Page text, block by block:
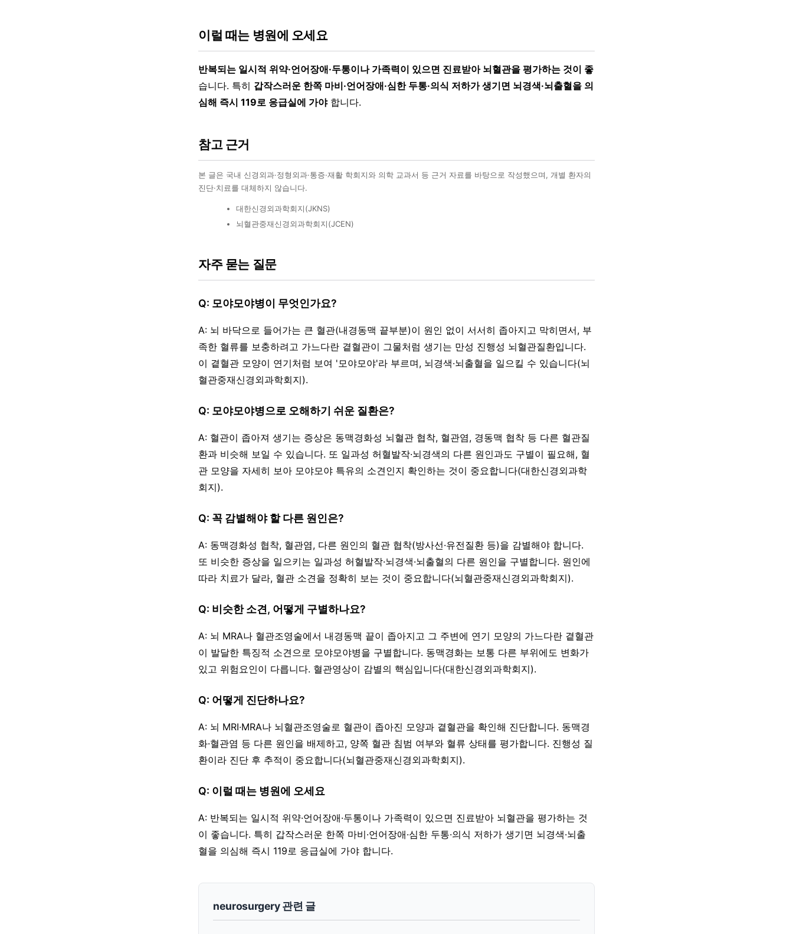
이럴 때는 병원에 오세요
반복되는 일시적 위약·언어장애·두통이나 가족력이 있으면 진료받아 뇌혈관을 평가하는 것이 좋
습니다. 특히 갑작스러운 한쪽 마비·언어장애·심한 두통·의식 저하가 생기면 뇌경색·뇌출혈을 의
심해 즉시 119로 응급실에 가야합니다.
참고 근거
본 글은 국내 신경외과·정형외과·통증·재활 학회지와 의학 교과서 등 근거 자료를 바탕으로 작성했으며, 개별 환자의
진단·치료를 대체하지 않습니다.
대한신경외과학회지(JKNS)
뇌혈관중재신경외과학회지(JCEN)
자주 묻는 질문
Q: 모야모야병이 무엇인가요?
A: 뇌 바닥으로 들어가는 큰 혈관(내경동맥 끝부분)이 원인 없이 서서히 좁아지고 막히면서, 부
족한 혈류를 보충하려고 가느다란 곁혈관이 그물처럼 생기는 만성 진행성 뇌혈관질환입니다.
이 곁혈관 모양이 연기처럼 보여 '모야모야'라 부르며, 뇌경색·뇌출혈을 일으킬 수 있습니다(뇌
혈관중재신경외과학회지).
Q: 모야모야병으로 오해하기 쉬운 질환은?
A: 혈관이 좁아져 생기는 증상은 동맥경화성 뇌혈관 협착, 혈관염, 경동맥 협착 등 다른 혈관질
환과 비슷해 보일 수 있습니다. 또 일과성 허혈발작·뇌경색의 다른 원인과도 구별이 필요해, 혈
관 모양을 자세히 보아 모야모야 특유의 소견인지 확인하는 것이 중요합니다(대한신경외과학
회지).
Q: 꼭 감별해야 할 다른 원인은?
A: 동맥경화성 협착, 혈관염, 다른 원인의 혈관 협착(방사선·유전질환 등)을 감별해야 합니다.
또 비슷한 증상을 일으키는 일과성 허혈발작·뇌경색·뇌출혈의 다른 원인을 구별합니다. 원인에
따라 치료가 달라, 혈관 소견을 정확히 보는 것이 중요합니다(뇌혈관중재신경외과학회지).
Q: 비슷한 소견, 어떻게 구별하나요?
A: 뇌 MRA나 혈관조영술에서 내경동맥 끝이 좁아지고 그 주변에 연기 모양의 가느다란 곁혈관
이 발달한 특징적 소견으로 모야모야병을 구별합니다. 동맥경화는 보통 다른 부위에도 변화가
있고 위험요인이 다릅니다. 혈관영상이 감별의 핵심입니다(대한신경외과학회지).
Q: 어떻게 진단하나요?
A: 뇌 MRI·MRA나 뇌혈관조영술로 혈관이 좁아진 모양과 곁혈관을 확인해 진단합니다. 동맥경
화·혈관염 등 다른 원인을 배제하고, 양쪽 혈관 침범 여부와 혈류 상태를 평가합니다. 진행성 질
환이라 진단 후 추적이 중요합니다(뇌혈관중재신경외과학회지).
Q: 이럴 때는 병원에 오세요
A: 반복되는 일시적 위약·언어장애·두통이나 가족력이 있으면 진료받아 뇌혈관을 평가하는 것
이 좋습니다. 특히 갑작스러운 한쪽 마비·언어장애·심한 두통·의식 저하가 생기면 뇌경색·뇌출
혈을 의심해 즉시 119로 응급실에 가야 합니다.
neurosurgery 관련 글